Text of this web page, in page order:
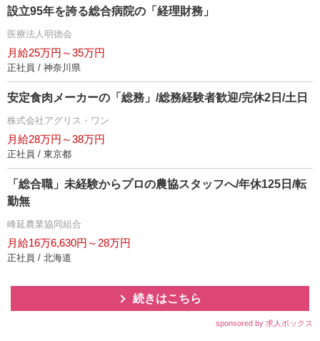
設立95年を誇る総合病院の「経理財務」
医療法人明徳会
月給25万円～35万円
正社員 / 神奈川県
安定食肉メーカーの「総務」/総務経験者歓迎/完休2日/土日
株式会社アグリス・ワン
月給28万円～38万円
正社員 / 東京都
「総合職」未経験からプロの農協スタッフへ/年休125日/転
勤無
峰延農業協同組合
月給16万6,630円～28万円
正社員 / 北海道
続きはこちら
sponsored by 求人ボックス